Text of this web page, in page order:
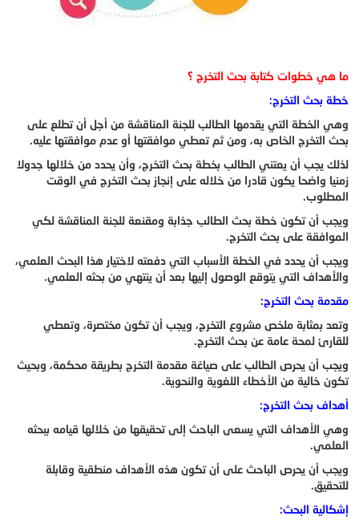
ما هي خطوات كتابة بحث التخرج ؟
خطة بحث التخرج:
وهي الخطة التي يقدمها الطالب للجنة المناقشة من أجل أن تطلع على
بحث التخرج الخاص به، ومن ثم تعطي موافقتها أو عدم موافقتها عليه.
لذلك يجب أن يعتني الطالب بخطة بحث التخرج، وأن يحدد من خلالها جدولا
زمنيا واضحا يكون قادرا من خلاله على إنجاز بحث التخرج في الوقت
المطلوب.
ويجب أن تكون خطة بحث الطالب جذابة ومقنعة للجنة المناقشة لكي
الموافقة على بحث التخرج.
ويجب أن يحدد في الخطة الأسباب التي دفعته لاختيار هذا البحث العلمي،
والأهداف التي يتوقع الوصول إليها بعد أن ينتهي من بحثه العلمي.
مقدمة بحث التخرج:
وتعد بمثابة ملخص مشروع التخرج، ويجب أن تكون مختصرة، وتعطي
للقارئ لمحة عامة عن بحث التخرج.
ويجب أن يحرص الطالب على صياغة مقدمة التخرج بطريقة محكمة، وبحيث
تكون خالية من الأخطاء اللغوية والنحوية.
أهداف بحث التخرج:
وهي الأهداف التي يسعى الباحث إلى تحقيقها من خلالها قيامه ببحثه
العلمي.
ويجب أن يحرص الباحث على أن تكون هذه الأهداف منطقية وقابلة
للتحقيق.
إشكالية البحث: